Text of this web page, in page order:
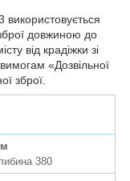
довжиною до
від крадіжки зі
«Дозвільної
зброї.
380